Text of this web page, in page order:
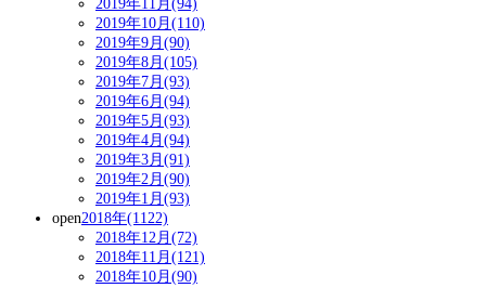
2019年11月(94)
2019年10月(110)
2019年9月(90)
2019年8月(105)
2019年7月(93)
2019年6月(94)
2019年5月(93)
2019年4月(94)
2019年3月(91)
2019年2月(90)
2019年1月(93)
open2018年(1122)
2018年12月(72)
2018年11月(121)
2018年10月(90)